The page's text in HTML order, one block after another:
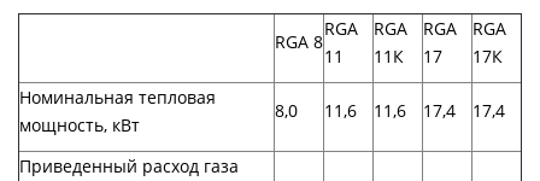
RGA 8
RGA
11
RGA
11К
RGA
17
RGA
17К
Номинальная тепловая
мощность, кВт
8,0 11,6 11,6 17,4 17,4
Приведенный расход газа